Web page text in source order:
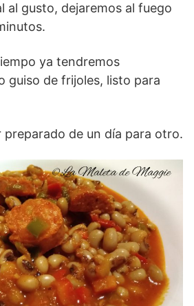
al gusto, dejaremos al fuego
ya tendremos
guiso de frijoles, listo para
preparado de un día para otro.